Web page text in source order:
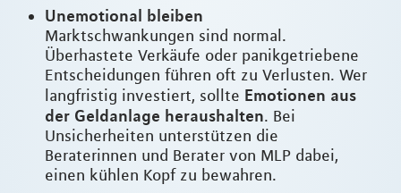
Unemotional bleiben
Marktschwankungen sind normal.
Überhastete Verkäufe oder panikgetriebene
Entscheidungen führen oft zu Verlusten. Wer
langfristig investiert, sollte Emotionen aus
der Geldanlage heraushalten. Bei
Unsicherheiten unterstützen die
Beraterinnen und Berater von MLP dabei,
einen kühlen Kopf zu bewahren.